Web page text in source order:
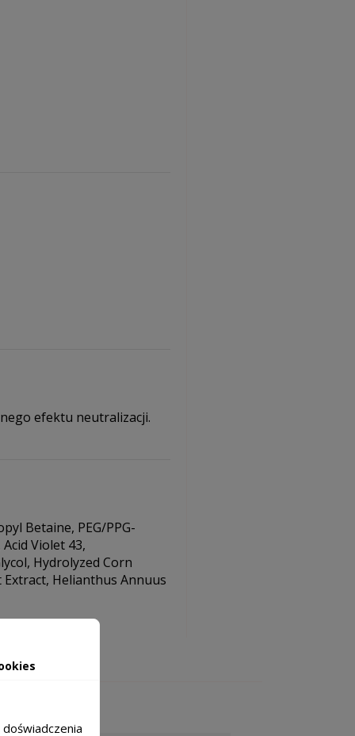
efektu neutralizacji.
Betaine, PEG/PPG-
Violet 43,
Hydrolyzed Corn
Helianthus Annuus